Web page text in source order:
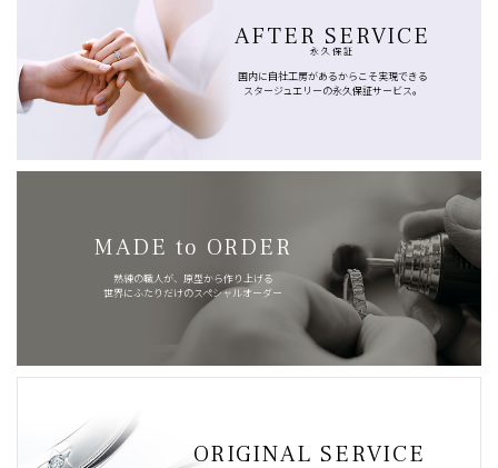
AFTER SERVICE
永久保証
国内に自社工房があるからこそ実現できる
スタージュエリーの永久保証サービス。
MADE to ORDER
熟練の職人が、原型から作り上げる
世界にふたりだけのスペシャルオーダー
ORIGINAL SERVICE